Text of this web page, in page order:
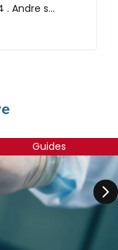
Andre s...
Guides